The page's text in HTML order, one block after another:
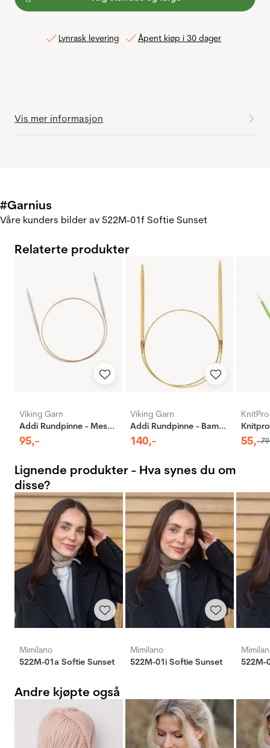
Lynrask levering Åpent kjøp i 30 dager
Vis mer informasjon
#Garnius
Våre kunders bilder av 522M-01f Softie Sunset
Relaterte produkter
Viking Garn
Addi Rundpinne - Messing
95,-
Viking Garn
Addi Rundpinne - Bambus
140,-
KnitPro
55,-79
Lignende produkter - Hva synes du om
disse?
Mimilano
522M-01a Softie Sunset
Mimilano
522M-01i Softie Sunset
522M-
Andre kjøpte også